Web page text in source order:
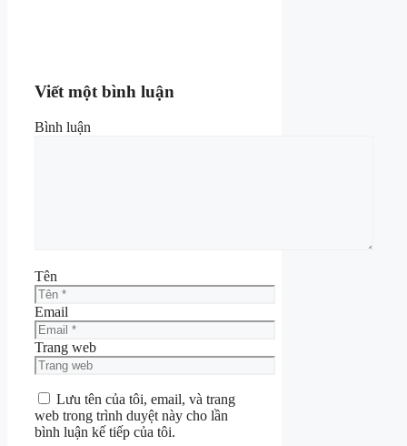
Viết một bình luận
Bình luận
Tên
Email
Trang web
Lưu tên của tôi, email, và trang
web trong trình duyệt này cho lần
bình luận kế tiếp của tôi.